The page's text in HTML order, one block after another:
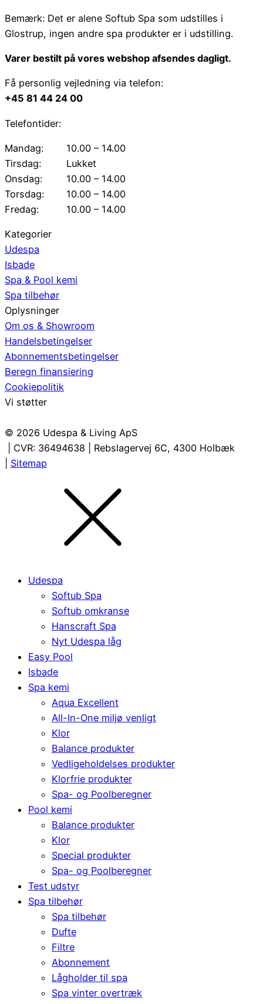
Bemærk: Det er alene Softub Spa som udstilles i
Glostrup, ingen andre spa produkter er i udstilling.
Varer bestilt på vores webshop afsendes dagligt.
Få personlig vejledning via telefon:
+45 81 44 24 00
Telefontider:
Mandag:
10.00 – 14.00
Tirsdag:
Lukket
Onsdag:
10.00 – 14.00
Torsdag:
10.00 – 14.00
Fredag:
10.00 – 14.00
Kategorier
Udespa
Isbade
Spa & Pool kemi
Spa tilbehør
Oplysninger
Om os & Showroom
Handelsbetingelser
Abonnementsbetingelser
Beregn finansiering
Cookiepolitik
Vi støtter
© 2026 Udespa & Living ApS
| CVR: 36494638 | Rebslagervej 6C, 4300 Holbæk
Sitemap
Udespa
Softub Spa
Softub omkranse
Hanscraft Spa
Nyt Udespa låg
Easy Pool
Isbade
Spa kemi
Aqua Excellent
All-In-One miljø venligt
Klor
Balance produkter
Vedligeholdelses produkter
Klorfrie produkter
Spa- og Poolberegner
Pool kemi
Balance produkter
Klor
Special produkter
Spa- og Poolberegner
Test udstyr
Spa tilbehør
Spa tilbehør
Dufte
Filtre
Abonnement
Lågholder til spa
Spa vinter overtræk